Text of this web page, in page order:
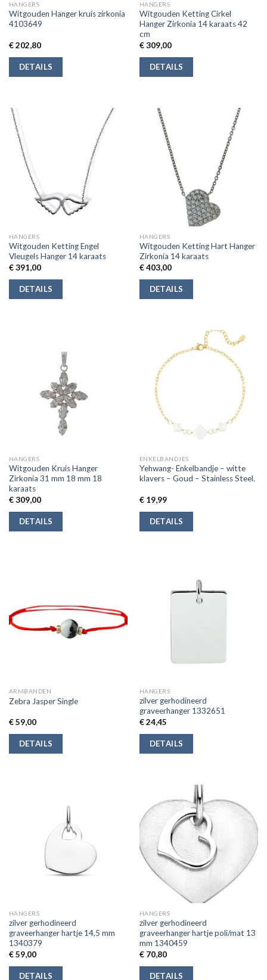
HANGERS
Witgouden Hanger kruis zirkonia
4103649
€202,80
DETAILS
HANGERS
Witgouden Ketting Cirkel
Hanger Zirkonia 14 karaats 42
cm
€309,00
DETAILS
HANGERS
Witgouden Ketting Engel
Vleugels Hanger 14 karaats
€391,00
DETAILS
HANGERS
Witgouden Ketting Hart Hanger
Zirkonia 14 karaats
€403,00
DETAILS
HANGERS
Witgouden Kruis Hanger
Zirkonia 31 mm 18 mm 18
karaats
€309,00
DETAILS
ENKELBANDJES
Yehwang- Enkelbandje – witte
klavers – Goud – Stainless Steel.
€19,99
DETAILS
ARMBANDEN
Zebra Jasper Single
€59,00
DETAILS
HANGERS
zilver gerhodineerd
graveerhanger 1332651
€24,45
DETAILS
HANGERS
zilver gerhodineerd
graveerhanger hartje 14,5 mm
1340379
€59,00
DETAILS
HANGERS
zilver gerhodineerd
graveerhanger hartje poli/mat 13
mm 1340459
€70,80
DETAILS